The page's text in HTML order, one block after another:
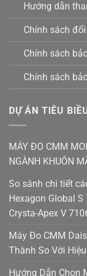
Hướng dẫn
Chính sách
Chính sách
Chính sách
DỰ ÁN TIÊU
MÁY ĐO CMM
NGÀNH KHUÔN
So sánh chi tiết
Hexagon Global
Crysta-Apex V
Máy Đo CMM
Thành So Với
Hướng Dẫn Chọn